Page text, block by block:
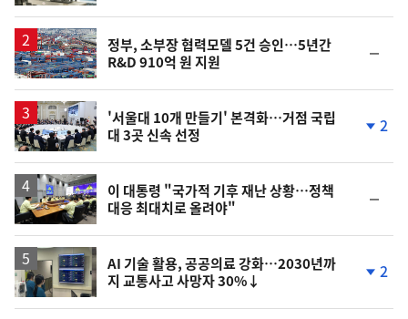
정부, 소부장 협력모델 5건 승인…5년간
R&D 910억 원 지원
일
'서울대 10개 만들기' 본격화…거점 국립
대 3곳 신속 선정
계
2
이 대통령 "국가적 기후 재난 상황…정책
대응 최대치로 올려야"
일
AI 기술 활용, 공공의료 강화…2030년까
지 교통사고 사망자 30%↓
계
2